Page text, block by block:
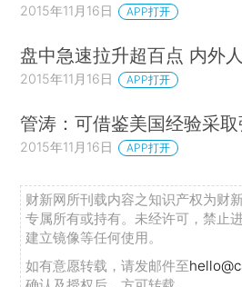
2015年11月16日 APP打开
盘中急速拉升超百点 内外
2015年11月16日 APP打开
管涛：可借鉴美国经验采
2015年11月16日 APP打开
财新网所刊载内容之知识产权为财
专属所有或持有。未经许可，禁止
建立镜像等任何使用。
如有意愿转载，请发邮件至